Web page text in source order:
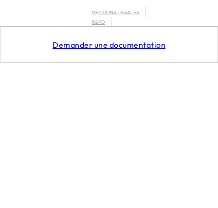
Demander une documentation
MENTIONS LÉGALES
RGPD